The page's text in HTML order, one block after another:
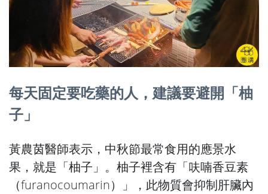
每天固定要吃藥的人，建議要避開「柚
子」
黃農茵醫師表示，中秋節最常食用的應景水
果，就是「柚子」。柚子裡含有「呋喃香豆素
（furanocoumarin）」，此物質會抑制肝臟內